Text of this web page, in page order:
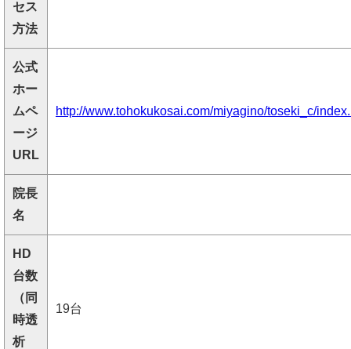
セス
方法
公式
ホー
ムペ
ージ
URL
http://www.tohokukosai.com/miyagino/toseki_c/
院長
名
HD
台数
（同
時透
析
19台